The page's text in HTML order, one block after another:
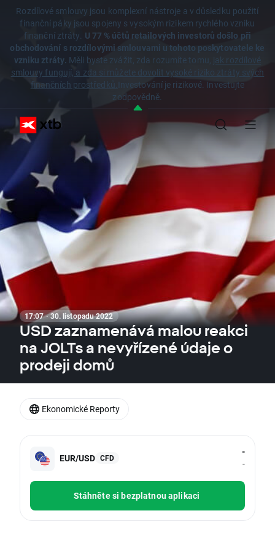
Rozdílové smlouvy jsou komplexní nástroje a v důsledku použití
finanční páky jsou spojeny s vysokým rizikem rychlého vzniku
finanční ztráty. U 77 % účtů retailových investorů došlo při
obchodování s rozdílovými smlouvami u tohoto poskytovatele ke
vzniku ztráty. Měli byste zvážit, zda rozumíte tomu, jak rozdílové
smlouvy fungují, a zda si můžete dovolit vysoké riziko ztráty svých
finančních prostředků. Investování je rizikové. Investujte
zodpovědně.
17:07 · 30. listopadu 2022
USD zaznamenává malou reakci
na JOLTs a nevyřízené údaje o
prodeji domů
EUR/USD CFD
-
-
Stáhněte si bezplatnou aplikaci
Ekonomické Reporty